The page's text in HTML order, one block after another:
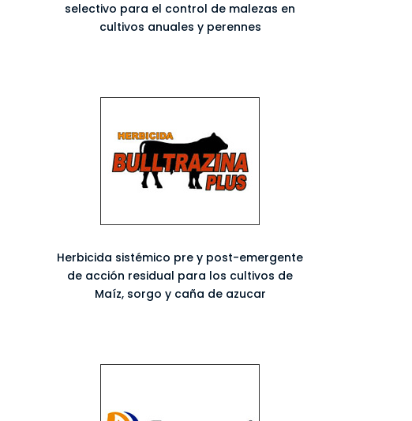
selectivo para el control de malezas en
cultivos anuales y perennes
Herbicida sistémico pre y post-emergente
de acción residual para los cultivos de
Maíz, sorgo y caña de azucar